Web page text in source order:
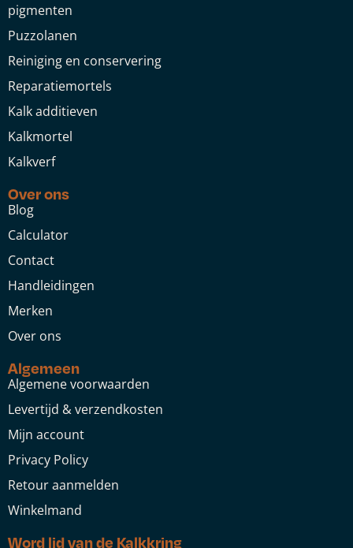
pigmenten
Puzzolanen
Reiniging en conservering
Reparatiemortels
Kalk additieven
Kalkmortel
Kalkverf
Over ons
Blog
Calculator
Contact
Handleidingen
Merken
Over ons
Algemeen
Algemene voorwaarden
Levertijd & verzendkosten
Mijn account
Privacy Policy
Retour aanmelden
Winkelmand
Word lid van de Kalkkring